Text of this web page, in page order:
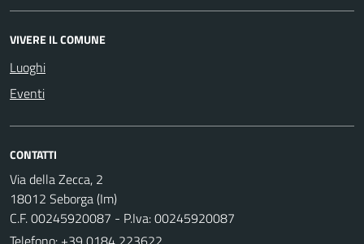
VIVERE IL COMUNE
Luoghi
Eventi
CONTATTI
Via della Zecca, 2
18012 Seborga (Im)
C.F. 00245920087 - P.Iva: 00245920087